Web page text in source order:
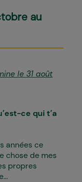
au
le 31 août
ce qui t’a
années ce
chose de mes
propres